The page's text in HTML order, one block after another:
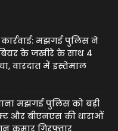
मझगई पुलिस ने
के जखीरे के साथ 4
वारदात में इस्तेमाल
मझगई पुलिस को बड़ी
और बीएनएस की धाराओं
कुमार गिरफ्तार